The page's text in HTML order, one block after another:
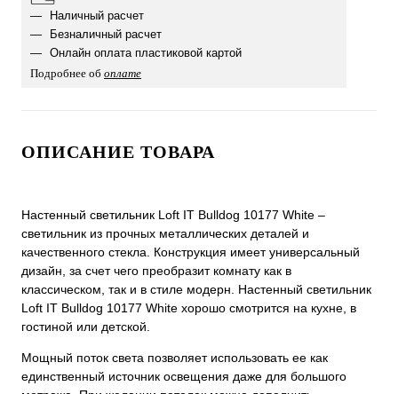
Наличный расчет
Безналичный расчет
Онлайн оплата пластиковой картой
Подробнее об оплате
ОПИСАНИЕ ТОВАРА
Настенный светильник Loft IT Bulldog 10177 White –
светильник из прочных металлических деталей и
качественного стекла. Конструкция имеет универсальный
дизайн, за счет чего преобразит комнату как в
классическом, так и в стиле модерн. Настенный светильник
Loft IT Bulldog 10177 White хорошо смотрится на кухне, в
гостиной или детской.
Мощный поток света позволяет использовать ее как
единственный источник освещения даже для большого